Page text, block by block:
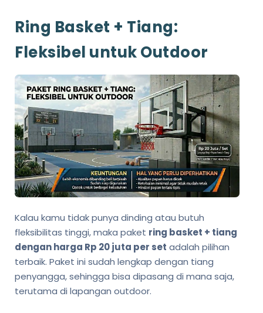
Ring Basket + Tiang:
Fleksibel untuk Outdoor
Kalau kamu tidak punya dinding atau butuh
fleksibilitas tinggi, maka paket ring basket + tiang
dengan harga Rp 20 juta per set adalah pilihan
terbaik. Paket ini sudah lengkap dengan tiang
penyangga, sehingga bisa dipasang di mana saja,
terutama di lapangan outdoor.